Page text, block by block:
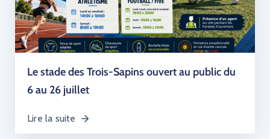
Le stade des Trois-Sapins ouvert au public du
6 au 26 juillet
Lire la suite